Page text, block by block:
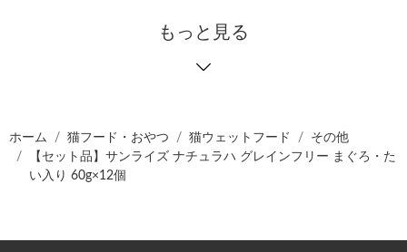
もっと見る
ホーム 猫フード・おやつ 猫ウェットフード
その他
【セット品】サンライズ ナチュラハ グレインフリー まぐろ・た
い入り 60g×12個